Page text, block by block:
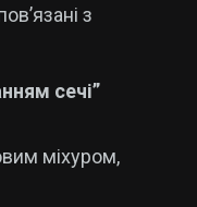
з
сечі”
міхуром,